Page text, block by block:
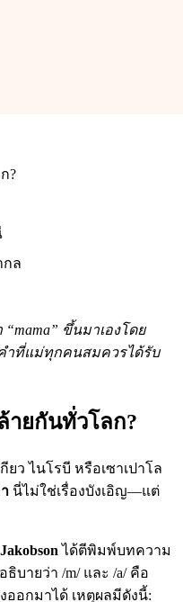
?
กล
ขึ้นมาเองโดย
ำที่แม่ทุกคนสมควรได้รับ
ายกันทั่วโลก?
ยว ไนโรบี หรือเซาเปาโล
นี่ไม่ใช่เรื่องบังเอิญ—แต่
ได้ตีพิมพ์บทความ
อธิบายว่า /m/ และ /a/ คือ
ออกมาได้ เหตุผลมีดังนี้: